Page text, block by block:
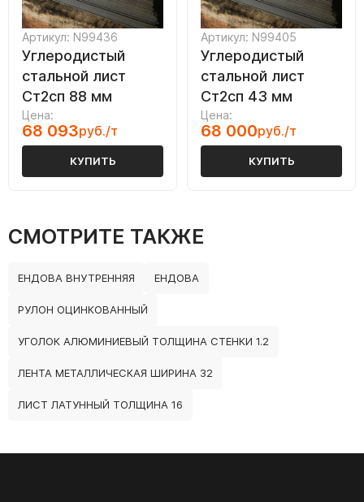
Артикул: N99436
Углеродистый
стальной лист
Ст2сп 88 мм
Цена:
68 093руб./т
КУПИТЬ
Артикул: N99405
Углеродистый
стальной лист
Ст2сп 43 мм
Цена:
68 000руб./т
КУПИТЬ
СМОТРИТЕ ТАКЖЕ
ЕНДОВА ВНУТРЕННЯЯ ЕНДОВА
РУЛОН ОЦИНКОВАННЫЙ
УГОЛОК АЛЮМИНИЕВЫЙ ТОЛЩИНА СТЕНКИ 1.2
ЛЕНТА МЕТАЛЛИЧЕСКАЯ ШИРИНА 32
ЛИСТ ЛАТУННЫЙ ТОЛЩИНА 16